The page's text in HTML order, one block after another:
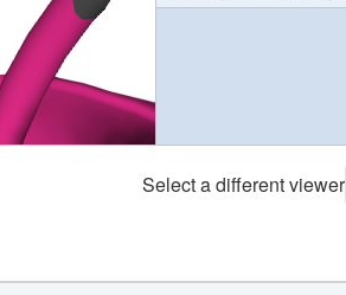
Select a different viewer